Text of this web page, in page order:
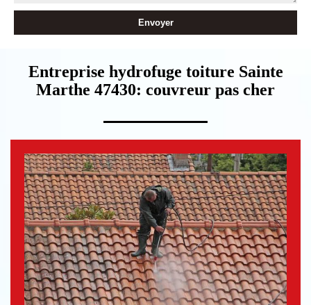
Entreprise hydrofuge toiture Sainte
Marthe 47430: couvreur pas cher